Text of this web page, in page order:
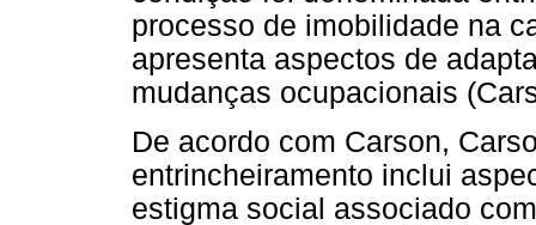
processo de imobilidade na
apresenta aspectos de
mudanças ocupacionais
De acordo com Carson,
entrincheiramento inclui
estigma social associado